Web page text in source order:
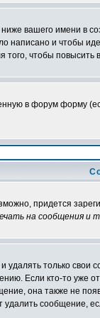
вашего имени в
написано и чтобы
чтобы
в форум
придется
на сообщения и
только
Если кто-то уже
она также не
сообщение,